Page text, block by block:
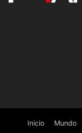
Inicio Mundo